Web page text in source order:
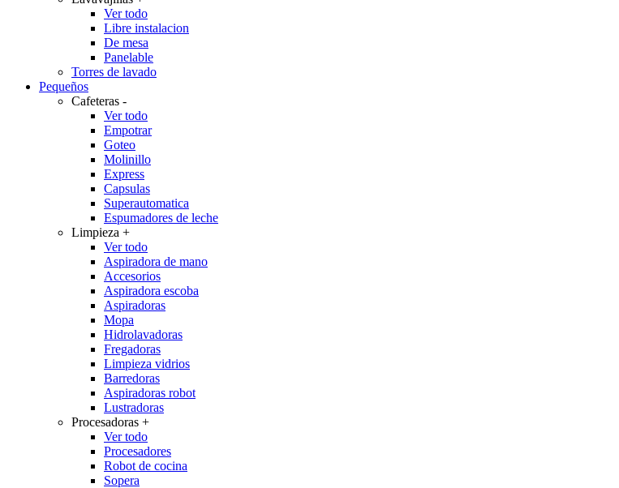
Ver todo
Libre instalacion
De mesa
Panelable
Torres de lavado
Pequeños
Cafeteras -
Ver todo
Empotrar
Goteo
Molinillo
Express
Capsulas
Superautomatica
Espumadores de leche
Limpieza +
Ver todo
Aspiradora de mano
Accesorios
Aspiradora escoba
Aspiradoras
Mopa
Hidrolavadoras
Fregadoras
Limpieza vidrios
Barredoras
Aspiradoras robot
Lustradoras
Procesadoras +
Ver todo
Procesadores
Robot de cocina
Sopera